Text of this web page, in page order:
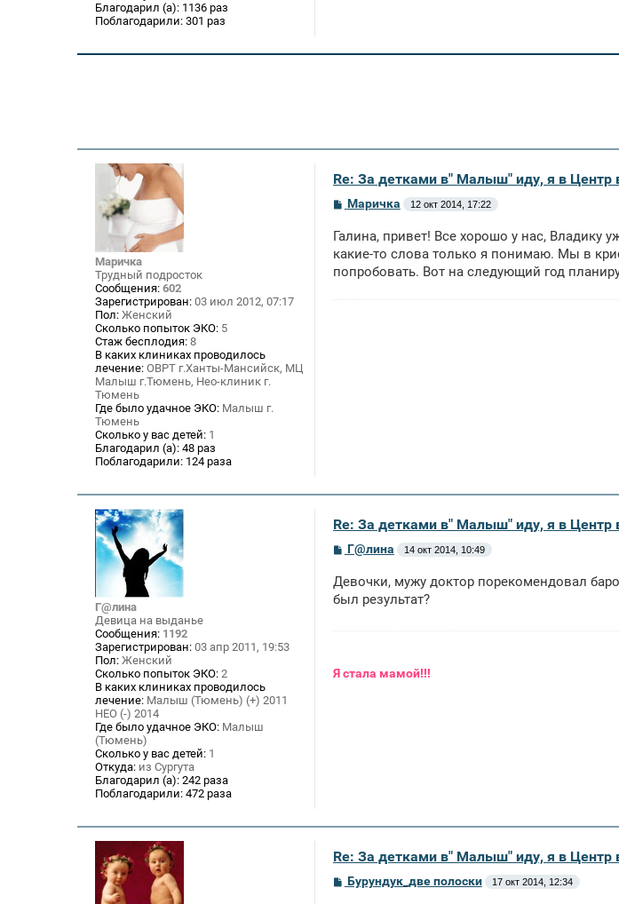
Благодарил (а): 1136 раз
Поблагодарили: 301 раз
Маричка
Трудный подросток
Сообщения: 602
Зарегистрирован: 03 июл 2012, 07:17
Пол: Женский
Сколько попыток ЭКО: 5
Стаж бесплодия: 8
В каких клиниках проводилось
лечение: ОВРТ г.Ханты-Мансийск, МЦ
Малыш г.Тюмень, Нео-клиник г.
Тюмень
Где было удачное ЭКО: Малыш г.
Тюмень
Сколько у вас детей: 1
Благодарил (а): 48 раз
Поблагодарили: 124 раза
Re: За детками в" Малыш" иду, я в
С
б
щ
н
Маричка 12 окт 2014, 17:22
Галина, привет! Все хорошо у нас, Владику
какие-то слова только я понимаю. Мы в
попробовать. Вот на следующий год
Г@лина
Девица на выданье
Сообщения: 1192
Зарегистрирован: 03 апр 2011, 19:53
Пол: Женский
Сколько попыток ЭКО: 2
В каких клиниках проводилось
лечение: Малыш (Тюмень) (+) 2011
НЕО (-) 2014
Где было удачное ЭКО: Малыш
(Тюмень)
Сколько у вас детей: 1
Откуда: из Сургута
Благодарил (а): 242 раза
Поблагодарили: 472 раза
Re: За детками в" Малыш" иду, я в
С
б
щ
Г@лина 14 окт 2014, 10:49
Девочки, мужу доктор порекомендовал
был результат?
Ястала мамой!!!
Re: За детками в" Малыш" иду, я в
СБурундук_две полоски 17 окт 2014, 12:34